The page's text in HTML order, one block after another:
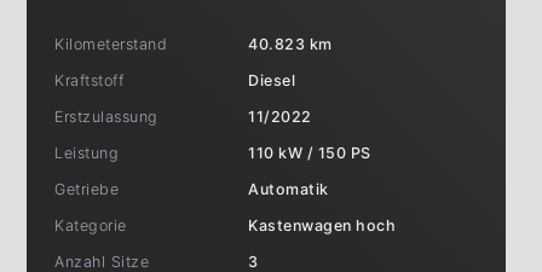
Kilometerstand
40.823 km
Kraftstoff
Diesel
Erstzulassung
11/2022
Leistung
110 kW / 150 PS
Getriebe
Automatik
Kategorie
Kastenwagen hoch
Anzahl Sitze
3